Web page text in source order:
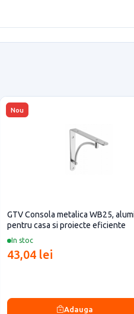
Nou
In stoc
GTV Consola metalica WB25,
pentru casa si proiecte eficiente
43,04 lei
Adauga